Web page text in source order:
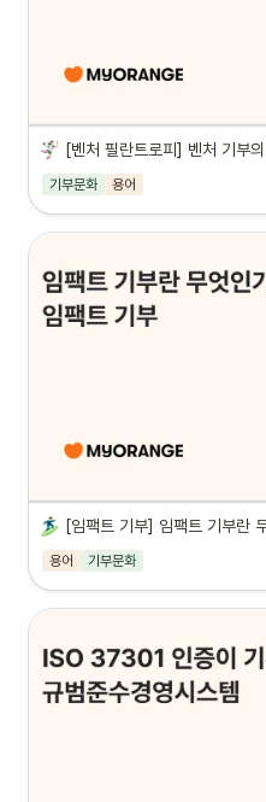
[벤처 필란트로피] 벤처 기부
기부문화 용어
[임팩트 기부] 임팩트 기부란
용어 기부문화